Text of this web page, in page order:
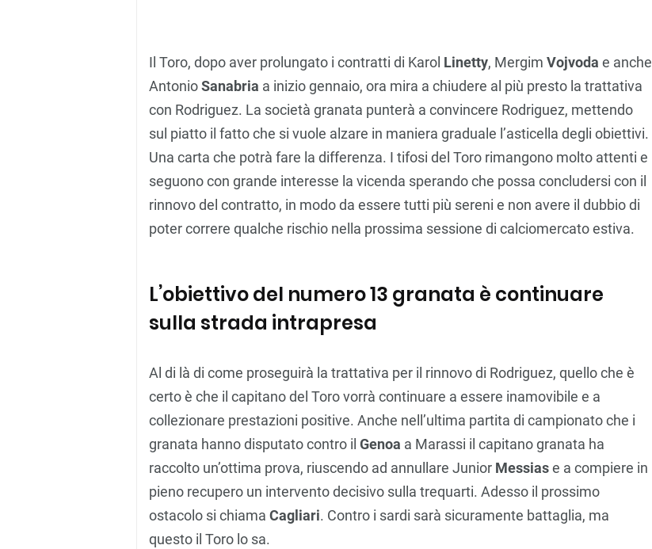
Il Toro, dopo aver prolungato i contratti di Karol Linetty, Mergim Vojvoda e anche
AntonioSanabria a inizio gennaio, ora mira a chiudere al più presto la trattativa
con Rodriguez. La società granata punterà a convincere Rodriguez, mettendo
sul piatto il fatto che si vuole alzare in maniera graduale l’asticella degli obiettivi.
Una carta che potrà fare la differenza. I tifosi del Toro rimangono molto attenti e
seguono con grande interesse la vicenda sperando che possa concludersi con il
rinnovo del contratto, in modo da essere tutti più sereni e non avere il dubbio di
poter correre qualche rischio nella prossima sessione di calciomercato estiva.
L’obiettivo del numero 13 granata è continuare
sulla strada intrapresa
Al di là di come proseguirà la trattativa per il rinnovo di Rodriguez, quello che è
certo è che il capitano del Toro vorrà continuare a essere inamovibile e a
collezionare prestazioni positive. Anche nell’ultima partita di campionato che i
granata hanno disputato contro il Genoa a Marassi il capitano granata ha
raccolto un’ottima prova, riuscendo ad annullare Junior Messiase a compiere in
pieno recupero un intervento decisivo sulla trequarti. Adesso il prossimo
ostacolo si chiama Cagliari. Contro i sardi sarà sicuramente battaglia, ma
questo il Toro lo sa.